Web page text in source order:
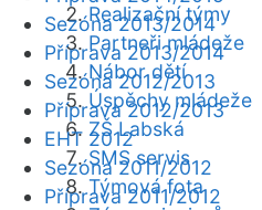
Realizační týmy
Partneři mládeže
Nábor dětí
Úspěchy mládeže
ZŠ Labská
SMS servis
Týmová fota
Sezóna 2013/2014
Příprava 2013/2014
Sezóna 2012/2013
Příprava 2012/2013
EHT 2012
Sezóna 2011/2012
Příprava 2011/2012